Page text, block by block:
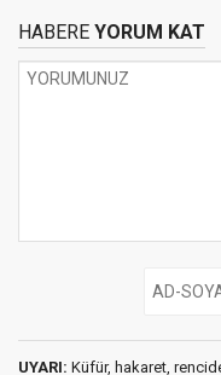
HABERE YORUM KAT
UYARI: Küfür, hakaret,